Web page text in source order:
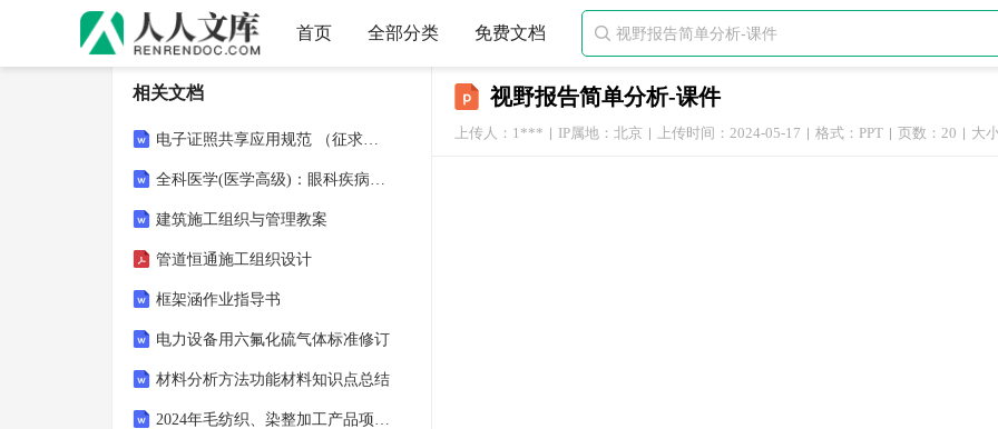
首页 全部分类 免费文档 
视野报告简单分析-课件
上传人：1*** IP属地：北京 上传时间：2024-05-17 格式：PPT 页数：20 大
相关文档
电子证照共享应用规范 （征求意见稿）
全科医学(医学高级)：眼科疾病考试题（题库版）
建筑施工组织与管理教案
管道恒通施工组织设计
框架涵作业指导书
电力设备用六氟化硫气体标准修订
材料分析方法功能材料知识点总结
2024年毛纺织、染整加工产品项目规划申请报告模板